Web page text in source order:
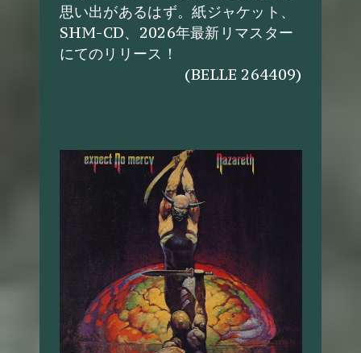
思い出があるはず。紙ジャケット、
SHM-CD、2026年最新リマスター
にてのリリース！
(BELLE 264409)